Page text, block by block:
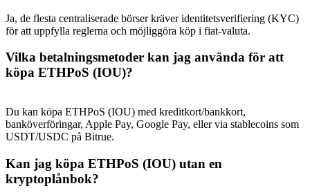
Deposit & Trade BTC to Share 25000 USDT prize pool!
Deposit CASHCAT & Win
Ja, de flesta centraliserade börser kräver identitetsverifiering (KYC)
för att uppfylla reglerna och möjliggöra köp i fiat-valuta.
Vilka betalningsmetoder kan jag använda för att
köpa ETHPoS (IOU)?
Du kan köpa ETHPoS (IOU) med kreditkort/bankkort,
banköverföringar, Apple Pay, Google Pay, eller via stablecoins som
USDT/USDC på Bitrue.
Kan jag köpa ETHPoS (IOU) utan en
kryptoplånbok?